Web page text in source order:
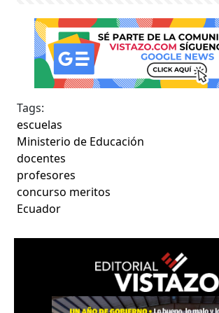
Tags:
escuelas
Ministerio de Educación
docentes
profesores
concurso meritos
Ecuador